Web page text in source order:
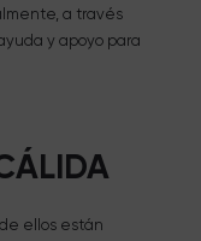
a través
y apoyo para
ellos están